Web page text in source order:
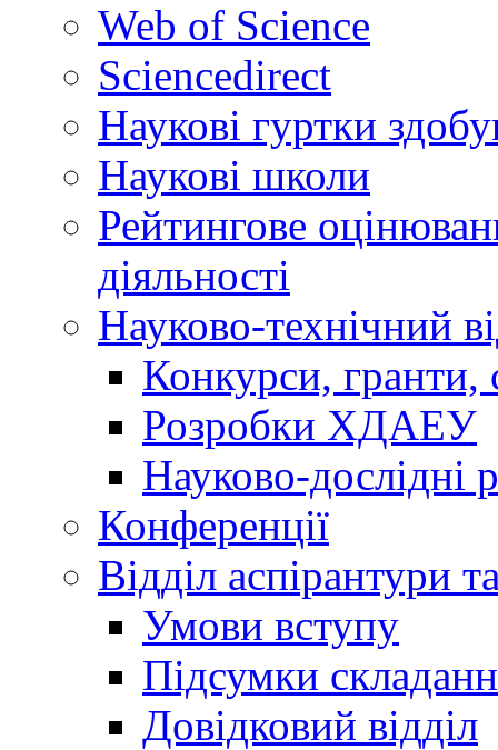
Web of Science
Sciencedirect
Наукові гуртки
Наукові школи
Рейтингове
діяльності
Науково-технічний
Конкурси, гранти,
Розробки ХДАЕУ
Науково-дослідні
Конференції
Відділ аспірантури
Умови вступу
Підсумки
Довідковий відділ